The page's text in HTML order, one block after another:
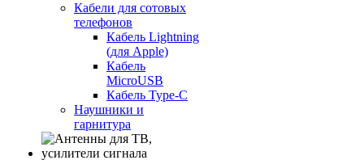
Кабели для сотовых
телефонов
Кабель Lightning
(для Apple)
Кабель
MicroUSB
Кабель Type-C
Наушники и
гарнитура